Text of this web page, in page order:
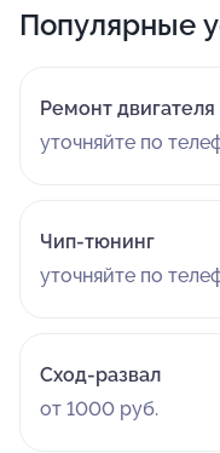
Популярные
Ремонт двигателя
уточняйте по
Чип-тюнинг
уточняйте по
Сход-развал
от 1000 руб.